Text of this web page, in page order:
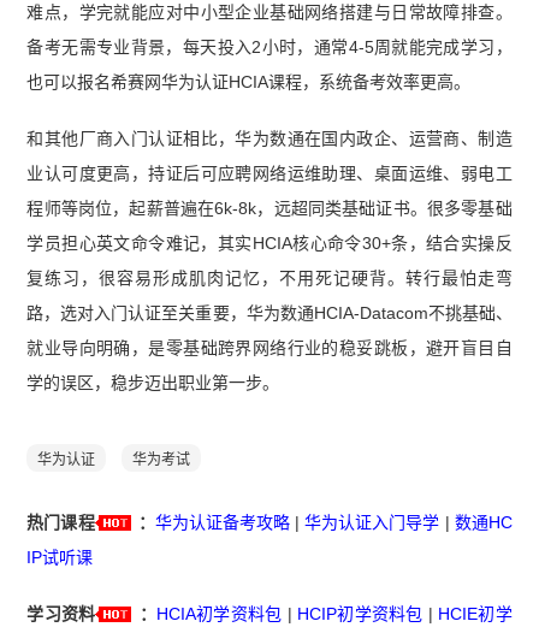
难点，学完就能应对中小型企业基础网络搭建与日常故障排查。
备考无需专业背景，每天投入2小时，通常4-5周就能完成学习，
也可以报名希赛网华为认证HCIA课程，系统备考效率更高。
和其他厂商入门认证相比，华为数通在国内政企、运营商、制造
业认可度更高，持证后可应聘网络运维助理、桌面运维、弱电工
程师等岗位，起薪普遍在6k-8k，远超同类基础证书。很多零基础
学员担心英文命令难记，其实HCIA核心命令30+条，结合实操反
复练习，很容易形成肌肉记忆，不用死记硬背。转行最怕走弯
路，选对入门认证至关重要，华为数通HCIA-Datacom不挑基础、
就业导向明确，是零基础跨界网络行业的稳妥跳板，避开盲目自
学的误区，稳步迈出职业第一步。
华为认证 华为考试
热门课程 ： 华为认证备考攻略 |华为认证入门导学 | 数通HC
IP试听课
学习资料 ： HCIA初学资料包 | HCIP初学资料包 | HCIE初学